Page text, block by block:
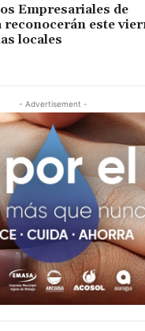
Empresariales de
reconocerán este
locales
- Advertisement -